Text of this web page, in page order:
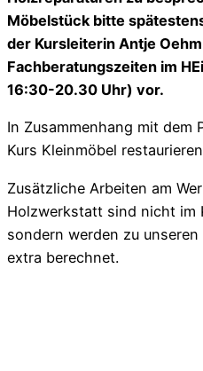
Möbelstück bitte
der Kursleiterin Antje
Fachberatungszeiten im
16:30-20.30 Uhr) vor.
In Zusammenhang mit dem
Kurs Kleinmöbel
Zusätzliche Arbeiten am
Holzwerkstatt sind nicht im
sondern werden zu
extra berechnet.